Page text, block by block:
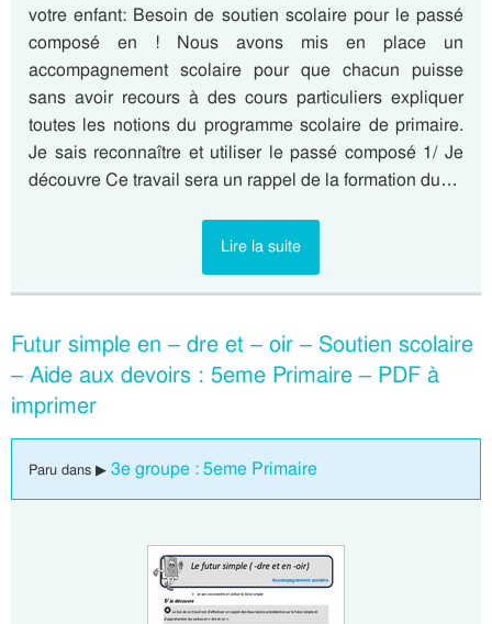
votre enfant: Besoin de soutien scolaire pour le passé
composé en ! Nous avons mis en place un
accompagnement scolaire pour que chacun puisse
sans avoir recours à des cours particuliers expliquer
toutes les notions du programme scolaire de primaire.
Je sais reconnaître et utiliser le passé composé 1/ Je
découvre Ce travail sera un rappel de la formation du…
Lire la suite
Futur simple en – dre et – oir – Soutien scolaire
– Aide aux devoirs : 5eme Primaire – PDF à
imprimer
Paru dans ▶ 3e groupe : 5eme Primaire